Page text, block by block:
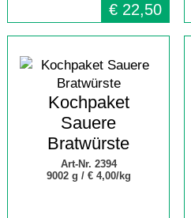
€ 22,50
Kochpaket
Sauere
Bratwürste
Art-Nr. 2394
9002 g / € 4,00/kg